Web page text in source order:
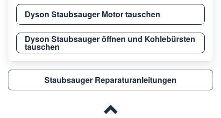
Dyson Staubsauger Motor tauschen
Dyson Staubsauger öffnen und Kohlebürsten
tauschen
Staubsauger Reparaturanleitungen